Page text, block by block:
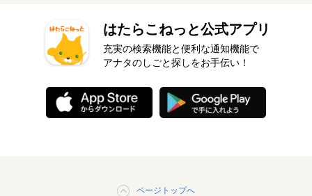
はたらこねっと公式アプリ
充実の検索機能と便利な通知機能で
アナタのしごと探しをお手伝い！
ページトップへ